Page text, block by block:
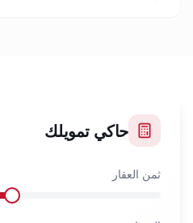
حاكي تمويلك
ثمن العقار